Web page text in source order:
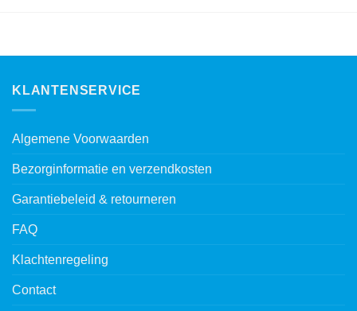
KLANTENSERVICE
Algemene Voorwaarden
Bezorginformatie en verzendkosten
Garantiebeleid & retourneren
FAQ
Klachtenregeling
Contact